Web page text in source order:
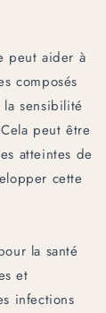
peut aider à
composés
sensibilité
peut être
atteintes de
cette
la santé
et
infections